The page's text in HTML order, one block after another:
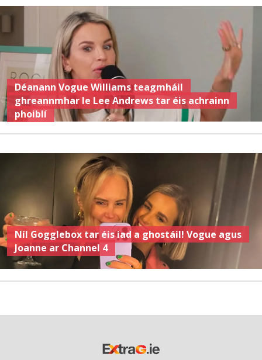
Déanann Vogue Williams teagmháil
ghreannmhar le Lee Andrews tar éis achrainn
phoiblí
Níl Gogglebox tar éis iad a ghostáil! Vogue agus
Joanne ar Channel 4